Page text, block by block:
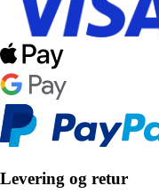
Levering og retur